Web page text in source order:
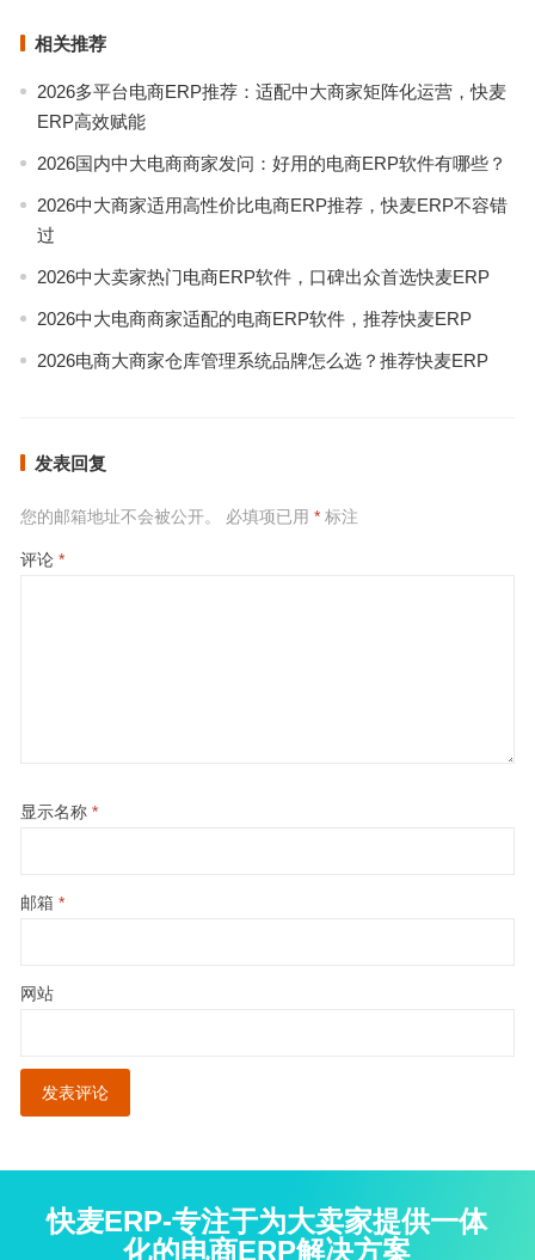
相关推荐
2026多平台电商ERP推荐：适配中大商家矩阵化运营，快麦
ERP高效赋能
2026国内中大电商商家发问：好用的电商ERP软件有哪些？
2026中大商家适用高性价比电商ERP推荐，快麦ERP不容错
过
2026中大卖家热门电商ERP软件，口碑出众首选快麦ERP
2026中大电商商家适配的电商ERP软件，推荐快麦ERP
2026电商大商家仓库管理系统品牌怎么选？推荐快麦ERP
发表回复
您的邮箱地址不会被公开。 必填项已用 *标注
评论 *
显示名称 *
邮箱 *
网站
快麦ERP-专注于为大卖家提供一体
化的电商ERP解决方案